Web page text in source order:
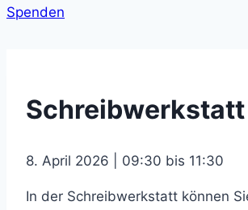
Spenden
Schreibwerkstatt
8. April 2026 | 09:30 bis 11:30
In der Schreibwerkstatt können